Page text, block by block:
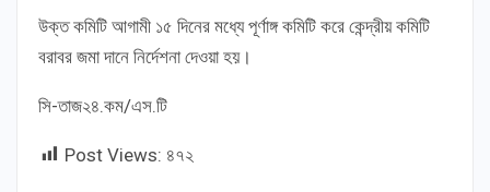
উক্ত কমিটি আগামী ১৫ দিনের মধ্যে পূর্ণাঙ্গ কমিটি করে কেন্দ্রীয় কমিটি
বরাবর জমা দানে নির্দেশনা দেওয়া হয়।
সি-তাজ২৪.কম/এস.টি
Post Views: ৪৭২